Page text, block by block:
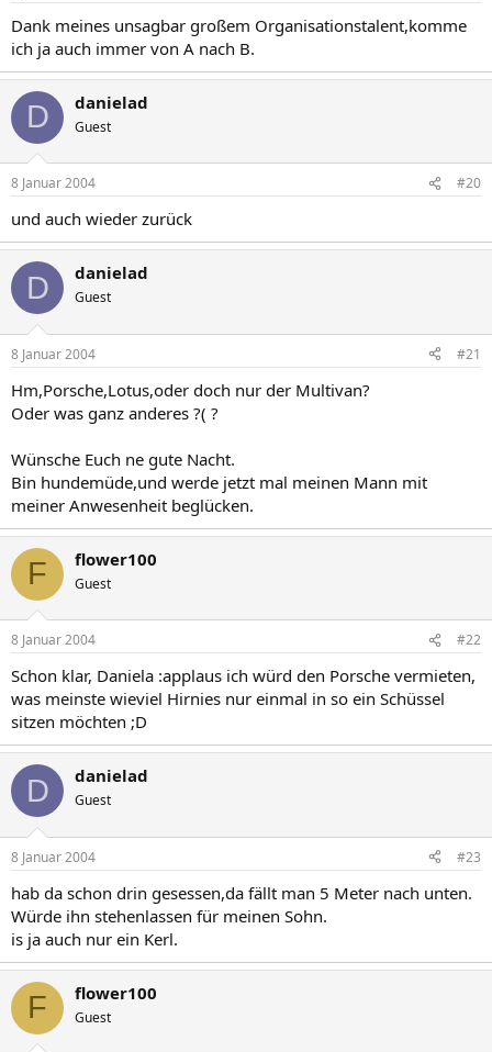
Dank meines unsagbar großem Organisationstalent,komme
ich ja auch immer von A nach B.
D danielad
Guest
8 Januar 2004 #20
und auch wieder zurück
D danielad
Guest
8 Januar 2004 #21
Hm,Porsche,Lotus,oder doch nur der Multivan?
Oder was ganz anderes ?( ?
Wünsche Euch ne gute Nacht.
Bin hundemüde,und werde jetzt mal meinen Mann mit
meiner Anwesenheit beglücken.
F flower100
Guest
8 Januar 2004 #22
Schon klar, Daniela :applaus ich würd den Porsche vermieten,
was meinste wieviel Hirnies nur einmal in so ein Schüssel
sitzen möchten ;D
D danielad
Guest
8 Januar 2004 #23
hab da schon drin gesessen,da fällt man 5 Meter nach unten.
Würde ihn stehenlassen für meinen Sohn.
is ja auch nur ein Kerl.
F flower100
Guest